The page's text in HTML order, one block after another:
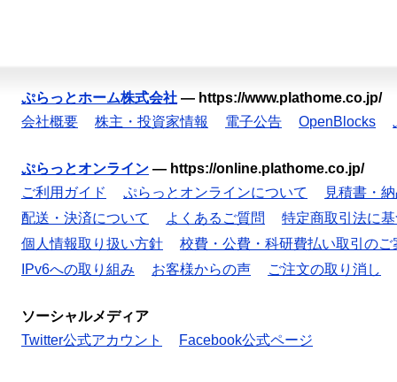
ぷらっとホーム株式会社 — https://www.plathome.co.jp/
会社概要
株主・投資家情報 電子公告 OpenBlocks
ぷらっとオンライン — https://online.plathome.co.jp/
ご利用ガイド
ぷらっとオンラインについて
見積書・
配送・決済について
よくあるご質問
特定商取引法に
個人情報取り扱い方針
校費・公費・科研費払い取引のご
IPv6への取り組み
お客様からの声 ご注文の取り消し
ソーシャルメディア
Twitter公式アカウント
Facebook公式ページ